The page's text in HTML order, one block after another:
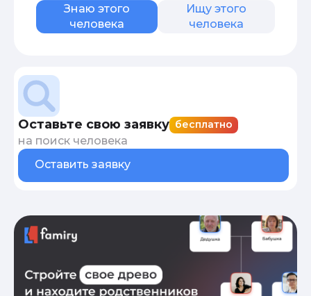
Знаю этого
человека
Ищу этого
человека
Оставьте свою заявку бесплатно
на поиск человека
Оставить заявку